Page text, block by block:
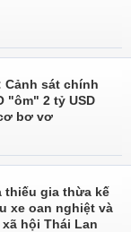
Cảnh sát chính
"ôm" 2 tỷ USD
bơ vơ
thiếu gia thừa kế
xe oan nghiệt và
hội Thái Lan